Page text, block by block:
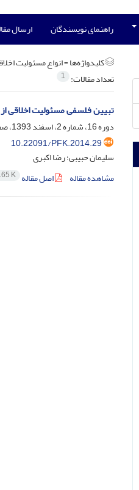
راهنمای نویسندگان ارسال
کلیدواژه‌ها =انواع مسئولیت
تعداد مقالات: 1
تبیین فلسفی مسئولیت اخلاقی
دوره 16، شماره 2، اسفند 1393، صفحه
10.22091/PFK.2014.29
سلیمان حبیبی؛ رضا اکبری
مشاهده مقاله
اصل مقاله K